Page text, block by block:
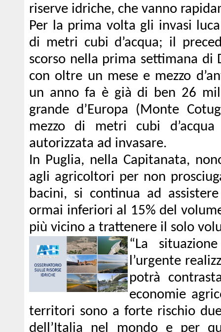
riserve idriche, che vanno
Per la prima volta gli invasi
di metri cubi d’acqua; il
scorso nella prima settimana di
con oltre un mese e mezzo
un anno fa è già di ben 26
grande d’Europa (Monte
mezzo di metri cubi
autorizzata ad invasare.
In Puglia, nella Capitanata,
agli agricoltori per non
bacini, si continua ad
ormai inferiori al 15% del
più vicino a trattenere il solo
“La
l’urgente
potrà
economie
territori sono a forte rischio
dell’Italia nel mondo e per